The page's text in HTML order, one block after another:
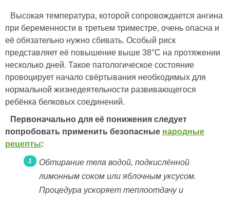
Высокая температура, которой сопровождается ангина
при беременности в третьем триместре, очень опасна и
её обязательно нужно сбивать. Особый риск
представляет её повышение выше 38°C на протяжении
несколько дней. Такое патологическое состояние
провоцирует начало свёртывания необходимых для
нормальной жизнедеятельности развивающегося
ребёнка белковых соединений.
Первоначально для её понижения следует
попробовать применить безопасные народные
рецепты:
Обтирание тела водой, подкислённой
лимонным соком или яблочным уксусом.
Процедура ускоряет теплоотдачу и